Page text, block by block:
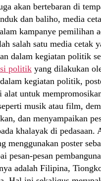
akan bertebaran di
dan baliho, media
kampanye pemilihan
salah satu media cetak
dalam kegiatan politik
politik yang dilakukan
kegiatan politik,
alat untuk
musik atau film,
dan menyampaikan
khalayak di pedasaan.
menggunakan poster
pesan-pesan
adalah Filipina,